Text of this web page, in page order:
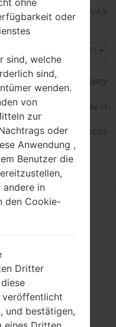
N986BXXU3EVA9
TMH
Hungary
T-Mobile H
ohne
oder
sind, welche
sind,
wenden.
von
zur
oder
Anwendung ,
Benutzer die
in
den Cookie-
Dritter
veröffentlicht
und bestätigen,